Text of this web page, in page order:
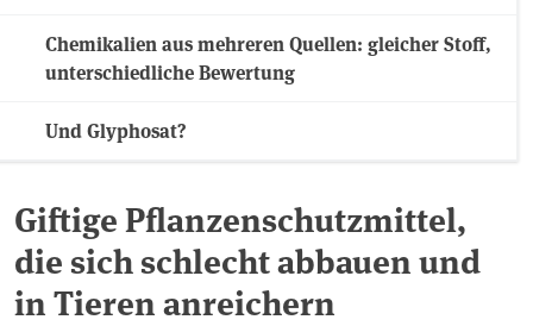
Chemikalien aus mehreren Quellen: gleicher Stoff,
unterschiedliche Bewertung
Und Glyphosat?
Giftige Pflanzenschutzmittel,
die sich schlecht abbauen und
in Tieren anreichern